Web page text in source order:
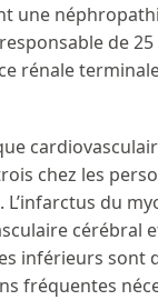
une
de 25
rénale
chez les
L’infarctus du
cérébral
inférieurs sont
fréquentes